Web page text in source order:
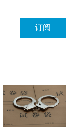
订阅